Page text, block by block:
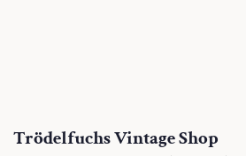
Trödelfuchs Vintage Shop